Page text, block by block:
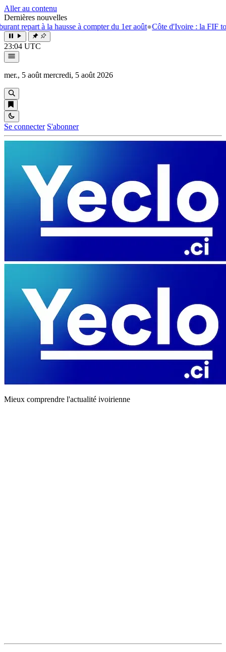
Aller au contenu
Dernières nouvelles
à la hausse à compter du 1er août●Côte d'Ivoire : la FIF tourne
23:04 UTC
mer., 5 août mercredi, 5 août 2026
Se connecter S'abonner
Mieux comprendre l'actualité ivoirienne